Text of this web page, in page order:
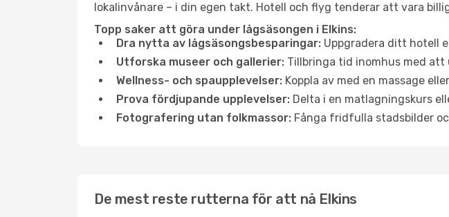
lokalinvånare – i din egen takt. Hotell och flyg tenderar att vara
Topp saker att göra under lågsäsongen i Elkins:
Dra nytta av lågsäsongsbesparingar: Uppgradera ditt hotell
Utforska museer och gallerier: Tillbringa tid inomhus med att
Wellness- och spaupplevelser: Koppla av med en massage
Prova fördjupande upplevelser: Delta i en matlagningskurs
Fotografering utan folkmassor: Fånga fridfulla stadsbilder
De mest reste rutterna för att nå Elkins